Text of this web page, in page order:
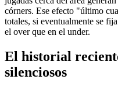
córners. Ese efecto "último
totales, si eventualmente se
el over que en el under.
El historial
silenciosos